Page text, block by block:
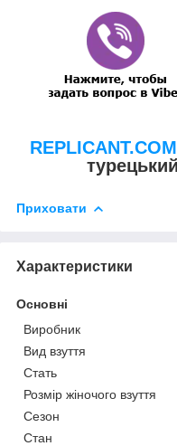
Приховати
Характеристики
Основні
Виробник
Вид взуття
Стать
Розмір жіночого взуття
Сезон
Стан